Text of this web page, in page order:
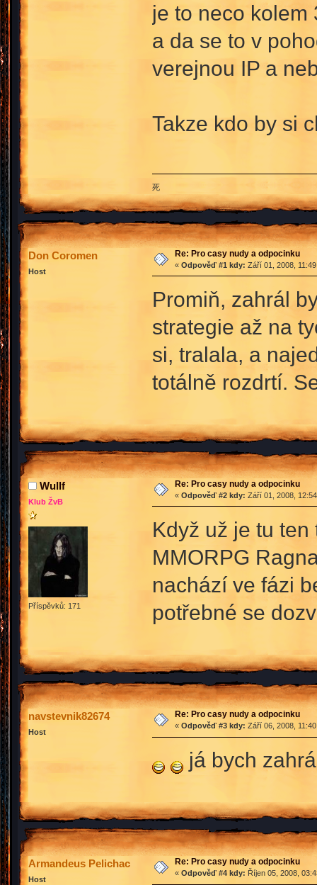
je to neco kolem
a da se to v
verejnou IP a
Takze kdo by si
死
Don Coromen
Host
Re: Pro casy nudy a odpocinku
« Odpověď #1 kdy: Září 01, 2008,
Promiň, zahrál
strategie až na
si, tralala, a
totálně rozdrtí.
Wullf
Klub ŽvB
Příspěvků: 171
Re: Pro casy nudy a odpocinku
« Odpověď #2 kdy: Září 01, 2008,
Když už je tu
MMORPG
nachází ve fázi
potřebné se
navstevnik82674
Host
Re: Pro casy nudy a odpocinku
« Odpověď #3 kdy: Září 06, 2008,
já bych
Armandeus Pelichac
Host
Re: Pro casy nudy a odpocinku
« Odpověď #4 kdy: Říjen 05, 2008,